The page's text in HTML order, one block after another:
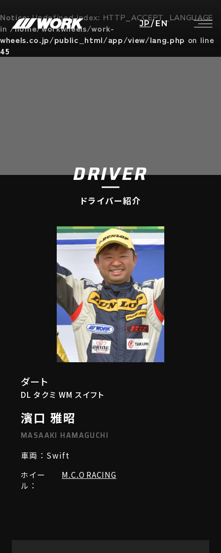
Notice: Undefined index: HTTP_ACCEPT_LANGUAGE
in /home/workwheels/work-
wheels.co.jp/public_html/app/view/lang.php on line
45
JP / EN
DRIVER
ドライバー紹介
ダート
DL タクミ WM スイフト
濱口 雅昭
MASAAKI HAMAGUCHI
車両：Swift
ホイー
ル：
M.C.O RACING